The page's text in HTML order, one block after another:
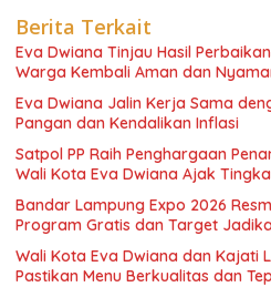
Berita Terkait
Eva Dwiana Tinjau Hasil
Warga Kembali Aman dan
Eva Dwiana Jalin Kerja Sama
Pangan dan Kendalikan Inflasi
Satpol PP Raih Penghargaan
Wali Kota Eva Dwiana Ajak
Bandar Lampung Expo 2026
Program Gratis dan Target
Wali Kota Eva Dwiana dan Kajati
Pastikan Menu Berkualitas dan